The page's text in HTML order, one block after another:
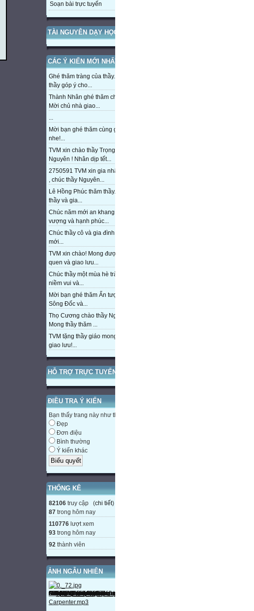
Soạn bài trực tuyến
TÀI NGUYÊN DẠY HỌC
CÁC Ý KIẾN MỚI NHẤT
Ghé thăm tràng của thầy. Mong
thầy góp ý cho...
Thành Nhân ghé thăm chủ nhà,
Mời chủ nhà giao...
...
Mời bạn ghé thăm cùng giao lưu
nhe!...
TVM xin chào thầy Trọng
Nguyên ! Nhân dịp tết...
2750591 TVM xin gia nhập trang
, chúc thầy Nguyên...
Lê Hồng Phúc thăm thầy. Chúc
thầy và gia...
Chúc năm mới an khang, thịnh
vượng và hạnh phúc...
Chúc thầy cô và gia đình năm
mới...
TVM xin chào! Mong được làm
quen và giao lưu...
Chúc thầy một mùa hè tràn đầy
niềm vui và...
Mời bạn ghé thăm Ấn tượng cửa
Sông Đốc và...
Thọ Cương chào thầy Nguyễn.
Mong thầy thăm ...
TVM tặng thầy giáo mong được
giao lưu!...
HỖ TRỢ TRỰC TUYẾN
ĐIỀU TRA Ý KIẾN
Bạn thấy trang này như thế nào?
Đẹp
Đơn điệu
Bình thường
Ý kiến khác
THỐNG KÊ
82106 truy cập (chi tiết)
87 trong hôm nay
110776 lượt xem
93 trong hôm nay
92 thành viên
ẢNH NGẪU NHIÊN